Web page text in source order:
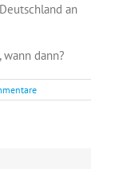
an
dann?